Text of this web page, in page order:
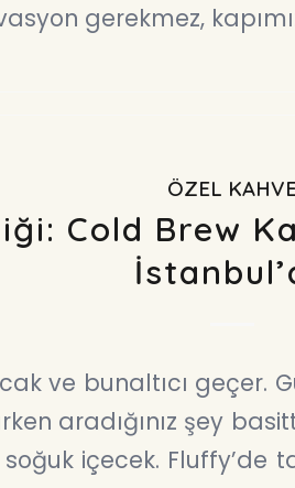
gerekmez,
ÖZEL
Cold Brew
ve bunaltıcı geçer.
aradığınız şey
soğuk içecek.